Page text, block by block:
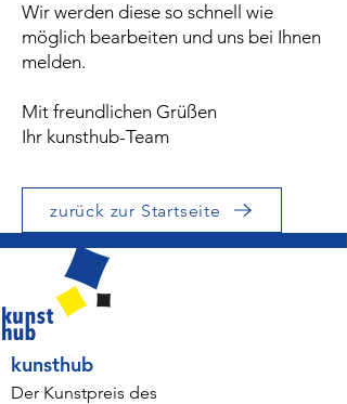
Wir werden diese so schnell wie
möglich bearbeiten und uns bei Ihnen
melden.
Mit freundlichen Grüßen
Ihr kunsthub-Team
zurück zur Startseite
kunsthub
Der Kunstpreis des